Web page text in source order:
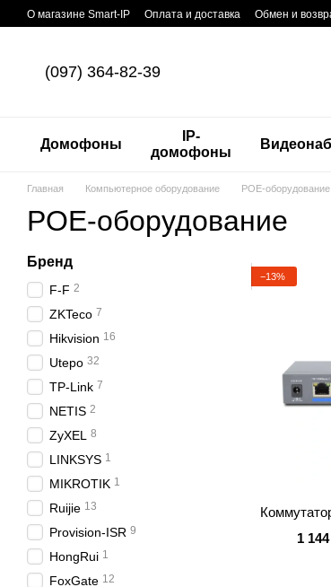
Перейти к основному контенту
О магазине Smart-IP Оплата и доставка Обмен и
(097) 364-82-39
Домофоны
IP-
домофоны
Главная Компьютерное оборудование POE-оборудование
POE-оборудование
−13%
1
Бренд
F-F 2
ZKTeco 7
Hikvision 16
Utepo 32
TP-Link 7
NETIS 2
ZyXEL 8
LINKSYS 1
MIKROTIK 1
Ruijie 13
Provision-ISR 9
HongRui 1
FoxGate 12